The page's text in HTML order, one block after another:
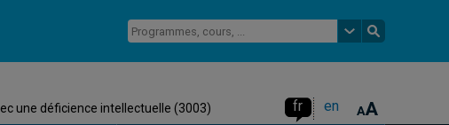
une déficience intellectuelle (3003) fr en